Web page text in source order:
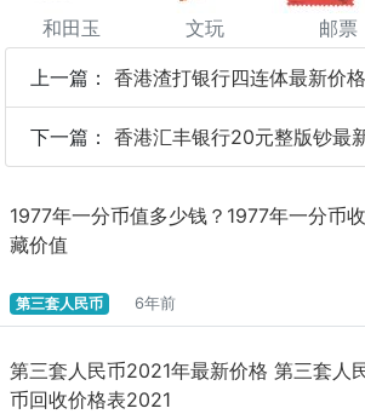
和田玉 文玩 邮票
上一篇： 香港渣打银行四连体最新价
下一篇： 香港汇丰银行20元整版钞最
1977年一分币值多少钱？1977年一分币收
藏价值
第三套人民币 6年前
第三套人民币2021年最新价格 第三套人
币回收价格表2021